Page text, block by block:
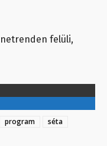
felüli,
program
séta